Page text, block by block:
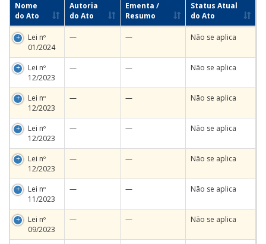
Nome
do Ato
Autoria
do Ato
Ementa /
Resumo
Status Atual
do Ato
Lei nº
01/2024
— — Não se aplica
Lei nº
12/2023
— — Não se aplica
Lei nº
12/2023
— — Não se aplica
Lei nº
12/2023
— — Não se aplica
Lei nº
12/2023
— — Não se aplica
Lei nº
11/2023
— — Não se aplica
Lei nº
09/2023
— — Não se aplica